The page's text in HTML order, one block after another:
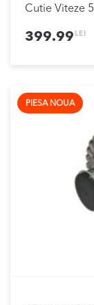
Cutie Viteze
399.99 LEI
PIESA NOUA